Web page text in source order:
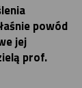
powód
jej
prof.